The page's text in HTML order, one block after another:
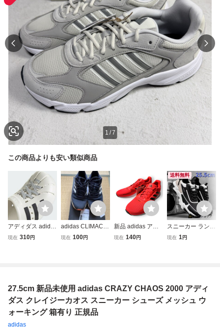
1 /7
この商品よりも安い類似商品
アディダス adidas
新品 メンズ アデ
OIU
現在 310円
adidas CLIMACO
OL メンズスニー
現在 100円
新品 adidas アデ
ィダス CORERU
ング B11312
現在 140円
送料無料
スニーカー ランニ
ングシューズ メン
5.5cm
現在 1円
27.5cm 新品未使用 adidas CRAZY CHAOS 2000 アディ
ダス クレイジーカオス スニーカー シューズ メッシュ ウ
ォーキング 箱有り 正規品
adidas